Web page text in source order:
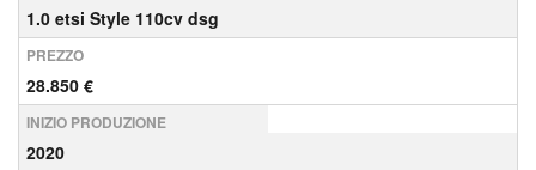
1.0 etsi Style 110cv dsg
PREZZO
28.850 €
INIZIO PRODUZIONE
2020